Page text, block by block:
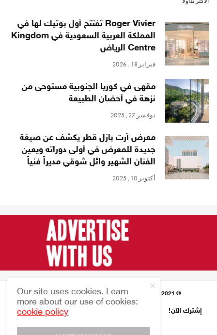
Roger Vivier تفتتح أول بوتيك لها في
المملكة العربية السعودية في Kingdom
Centre الرياض
فبراير 18, 2026
مقهى في كوريا الجنوبية مستوحى من
نزهة في أحضان الطبيعة
نوفمبر 27, 2025
معرض آرت بازل قطر يكشف عن صيغة
جديدة للمعرض في أولى دوراته ويعين
الفنان الشهير وائل شوقي مديراً فنياً
أكتوبر 10, 2025
© 2021 HARMONIES MAGAZINE جميع الحقوق محفوظة
إشترك الآن! إتصل بنا EN
FR عر
Our site uses cookies. Learn
more about our use of cookies:
cookie policy